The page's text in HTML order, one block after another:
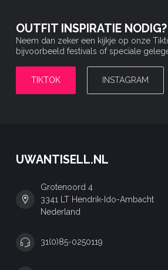
OUTFIT INSPIRATIE NODIG?
Neem dan zeker een kijkje op onze
bijvoorbeeld festivals of speciale
TIKTOK INSTAGRAM
UWANTISELL.NL
Grotenoord 4
3341 LT Hendrik-Ido-Ambacht
Nederland
31(0)85-0250119